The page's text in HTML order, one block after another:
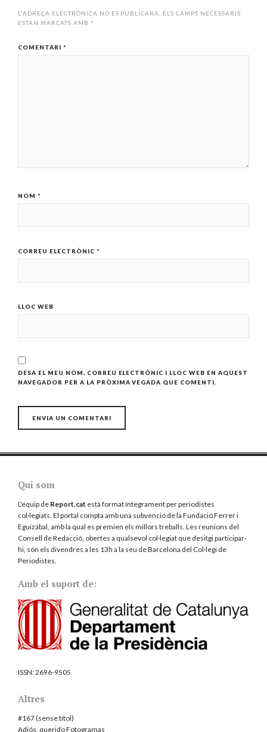
L'ADREÇA ELECTRÒNICA NO ES PUBLICARÀ. ELS CAMPS NECESSARIS
ESTAN MARCATS AMB *
COMENTARI *
NOM *
CORREU ELECTRÒNIC *
LLOC WEB
DESA EL MEU NOM, CORREU ELECTRÒNIC I LLOC WEB EN AQUEST
NAVEGADOR PER A LA PRÒXIMA VEGADA QUE COMENTI.
Qui som
L'equip de Report.cat està format íntegrament per periodistes
col·legiats. El portal compta amb una subvenció de la Fundació Ferrer i
Eguizábal, amb la qual es premien els millors treballs. Les reunions del
Consell de Redacció, obertes a qualsevol col·legiat que desitgi participar-
hi, són els divendres a les 13h a la seu de Barcelona del Col·legi de
Periodistes.
Amb el suport de:
ISSN:2696-9505
Altres
#167 (sense títol)
Adiós, querido Fotogramas